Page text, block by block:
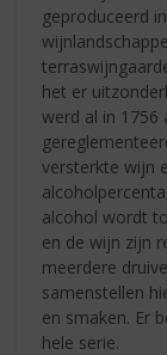
geproduceerd
het er
werd al in 1756
versterkte wijn
alcohol wordt
en de wijn zijn
meerdere
samenstellen
en smaken. Er
hele serie.